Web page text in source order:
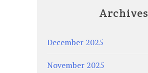
Archives
December 2025
November 2025